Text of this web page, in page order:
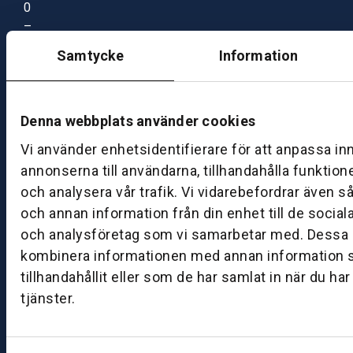
Samtycke Information
Denna webbplats använder cookies
Vi använder enhetsidentifierare för att anpassa
annonserna till användarna, tillhandahålla
och analysera vår trafik. Vi vidarebefordrar även
och annan information från din enhet till de
och analysföretag som vi samarbetar med. Dessa
kombinera informationen med annan information
tillhandahållit eller som de har samlat in när du
tjänster.
0
–
0
B
ut
ik
S
k
d
e
B